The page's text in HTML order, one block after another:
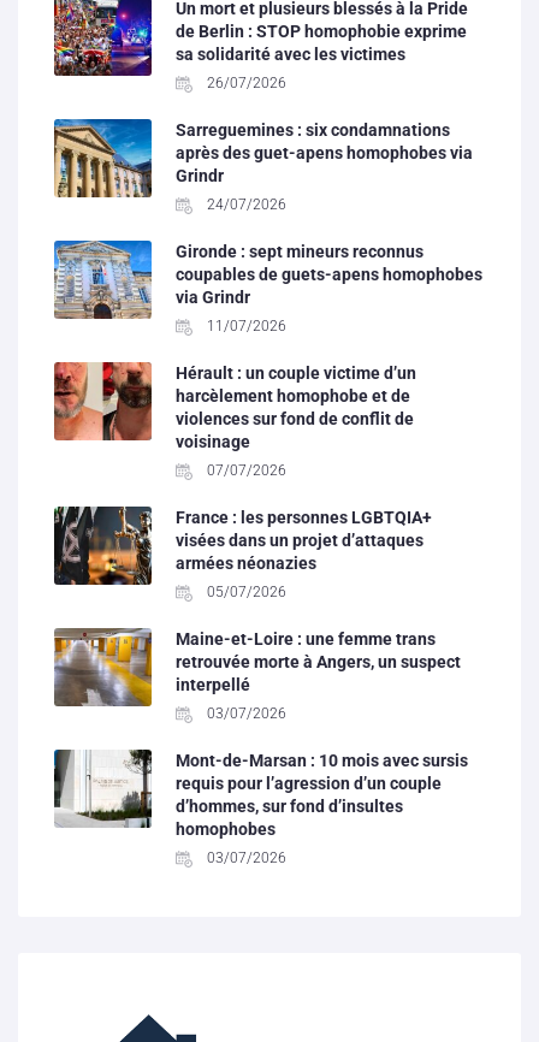
Un mort et plusieurs blessés à la Pride
de Berlin : STOP homophobie exprime
sa solidarité avec les victimes
26/07/2026
Sarreguemines : six condamnations
après des guet-apens homophobes via
Grindr
24/07/2026
Gironde : sept mineurs reconnus
coupables de guets-apens homophobes
via Grindr
11/07/2026
Hérault : un couple victime d’un
harcèlement homophobe et de
violences sur fond de conflit de
voisinage
07/07/2026
France : les personnes LGBTQIA+
visées dans un projet d’attaques
armées néonazies
05/07/2026
Maine-et-Loire : une femme trans
retrouvée morte à Angers, un suspect
interpellé
03/07/2026
Mont-de-Marsan : 10 mois avec sursis
requis pour l’agression d’un couple
d’hommes, sur fond d’insultes
homophobes
03/07/2026